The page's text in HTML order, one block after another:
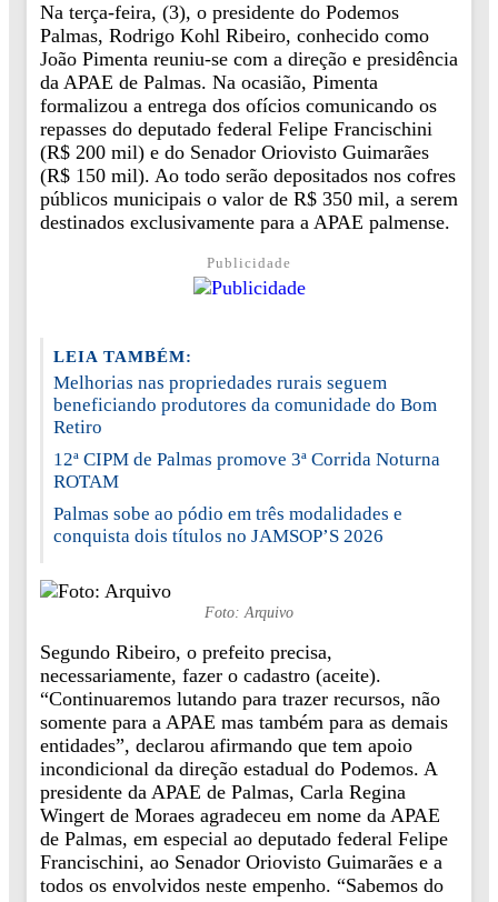
Na terça-feira, (3), o presidente do Podemos
Palmas, Rodrigo Kohl Ribeiro, conhecido como
João Pimenta reuniu-se com a direção e presidência
da APAE de Palmas. Na ocasião, Pimenta
formalizou a entrega dos ofícios comunicando os
repasses do deputado federal Felipe Francischini
(R$ 200 mil) e do Senador Oriovisto Guimarães
(R$ 150 mil). Ao todo serão depositados nos cofres
públicos municipais o valor de R$ 350 mil, a serem
destinados exclusivamente para a APAE palmense.
Publicidade
LEIA TAMBÉM:
Melhorias nas propriedades rurais seguem
beneficiando produtores da comunidade do Bom
Retiro
12ª CIPM de Palmas promove 3ª Corrida Noturna
ROTAM
Palmas sobe ao pódio em três modalidades e
conquista dois títulos no JAMSOP’S 2026
Foto: Arquivo
Segundo Ribeiro, o prefeito precisa,
necessariamente, fazer o cadastro (aceite).
“Continuaremos lutando para trazer recursos, não
somente para a APAE mas também para as demais
entidades”, declarou afirmando que tem apoio
incondicional da direção estadual do Podemos. A
presidente da APAE de Palmas, Carla Regina
Wingert de Moraes agradeceu em nome da APAE
de Palmas, em especial ao deputado federal Felipe
Francischini, ao Senador Oriovisto Guimarães e a
todos os envolvidos neste empenho. “Sabemos do